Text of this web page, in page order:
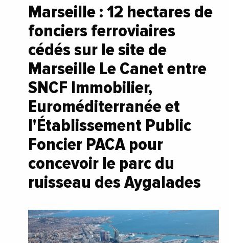
Marseille : 12 hectares de
fonciers ferroviaires
cédés sur le site de
Marseille Le Canet entre
SNCF Immobilier,
Euroméditerranée et
l'Établissement Public
Foncier PACA pour
concevoir le parc du
ruisseau des Aygalades